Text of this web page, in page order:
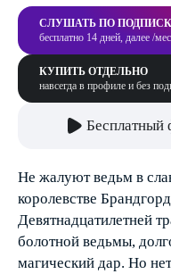
СЛУШАТЬ ПО
бесплатно 14 дней, далее /мес
КУПИТЬ ОТДЕЛЬНО
навсегда в профиле и без
Бесплатный
Не жалуют ведьм в
королевстве
Девятнадцатилетней
болотной ведьмы,
магический дар. Но